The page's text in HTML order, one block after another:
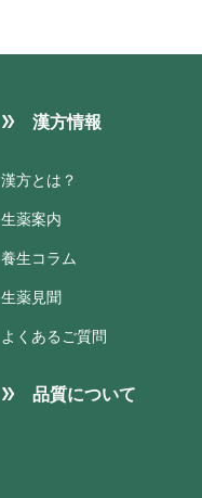
漢方情報
漢方とは？
生薬案内
養生コラム
生薬見聞
よくあるご質問
品質について